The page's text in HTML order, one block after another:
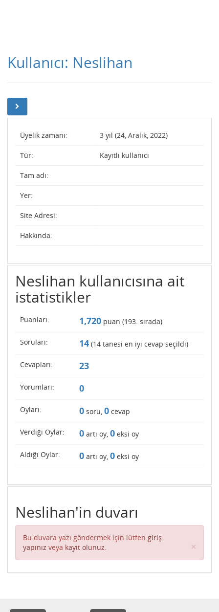
Kullanıcı: Neslihan
Üyelik zamanı: 3 yıl (24, Aralık, 2022)
Tür: Kayıtlı kullanıcı
Tam adı:
Yer:
Site Adresi:
Hakkında:
Neslihan kullanıcısına ait
istatistikler
Puanları: 1,720 puan (193. sırada)
Soruları: 14 (14 tanesi en iyi cevap seçildi)
Cevapları: 23
Yorumları: 0
Oyları: 0 soru, 0 cevap
Verdiği Oylar: 0 artı oy, 0 eksi oy
Aldığı Oylar: 0 artı oy, 0 eksi oy
Neslihan'in duvarı
Bu duvara yazı göndermek için lütfen giriş
yapınız veya kayıt olunuz. ×